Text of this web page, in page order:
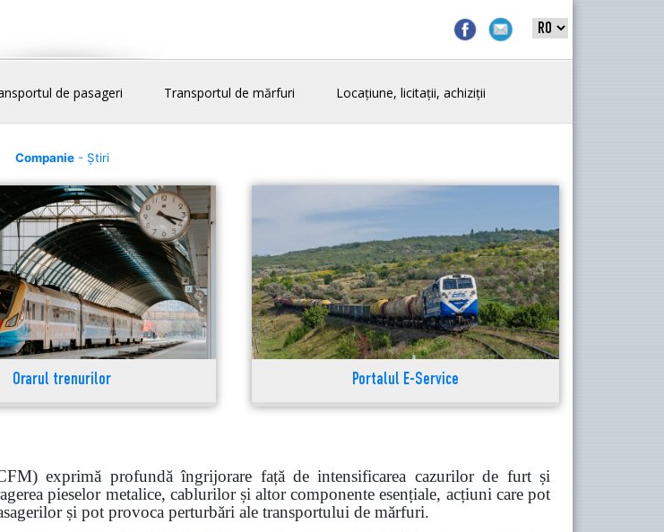
de pasageri Transportul de mărfuri Locațiune, licitații, achiziții
Companie- Știri
Orarul trenurilor Portalul E-Service
exprimă profundă îngrijorare față de intensificarea cazurilor de furt și
pieselor metalice, cablurilor și altor componente esențiale, acțiuni care pot
și pot provoca perturbări ale transportului de mărfuri.